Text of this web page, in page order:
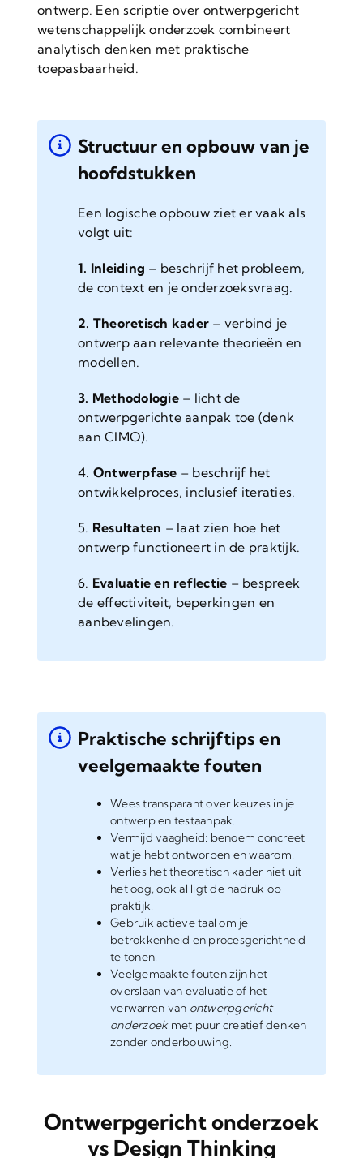
ontwerp. Een scriptie over ontwerpgericht
wetenschappelijk onderzoek combineert
analytisch denken met praktische
toepasbaarheid.
Structuur en opbouw van je
hoofdstukken
Een logische opbouw ziet er vaak als
volgt uit:
1. Inleiding – beschrijf het probleem,
de context en je onderzoeksvraag.
2. Theoretisch kader – verbind je
ontwerp aan relevante theorieën en
modellen.
3. Methodologie– licht de
ontwerpgerichte aanpak toe (denk
aan CIMO).
4. Ontwerpfase – beschrijf het
ontwikkelproces, inclusief iteraties.
5. Resultaten – laat zien hoe het
ontwerp functioneert in de praktijk.
6. Evaluatie en reflectie – bespreek
de effectiviteit, beperkingen en
aanbevelingen.
Praktische schrijftips en
veelgemaakte fouten
Wees transparant over keuzes in je
ontwerp en testaanpak.
Vermijd vaagheid: benoem concreet
wat je hebt ontworpen en waarom.
Verlies het theoretisch kader niet uit
het oog, ook al ligt de nadruk op
praktijk.
Gebruik actieve taal om je
betrokkenheid en procesgerichtheid
te tonen.
Veelgemaakte fouten zijn het
overslaan van evaluatie of het
verwarren van ontwerpgericht
onderzoekmet puur creatief denken
zonder onderbouwing.
Ontwerpgericht onderzoek
vs Design Thinking